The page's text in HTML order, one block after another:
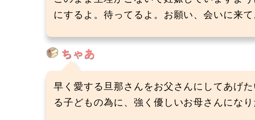
にするよ。待ってるよ。お願い、会いに来
ちゃあ
早く愛する旦那さんをお父さんにしてあげ
る子どもの為に、強く優しいお母さんになり